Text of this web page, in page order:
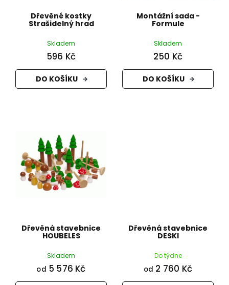
Dřevěné kostky
Strašidelný hrad
Skladem
596 Kč
DO KOŠÍKU
Montážní sada -
Formule
Skladem
250 Kč
DO KOŠÍKU
Dřevěná stavebnice
HOUBELES
Skladem
od 5 576 Kč
Dřevěná stavebnice
DESKI
Do týdne
od 2 760 Kč